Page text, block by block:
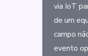
via IoT
de um
campo
evento